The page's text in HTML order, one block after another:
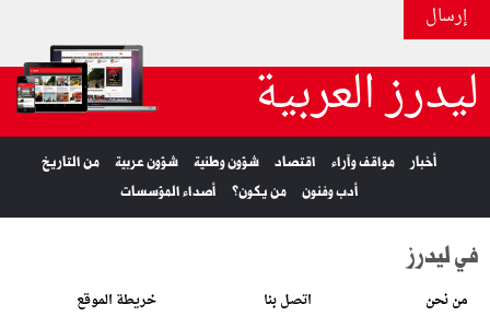
إرسال
ليدرز العربية
أخبار مواقف وآراء اقتصاد شؤون وطنية شؤون عربية
من التاريخ
أدب وفنون
من يكون؟ أصداء المؤسسات
في ليدرز
من نحن اتصل بنا خريطة الموقع